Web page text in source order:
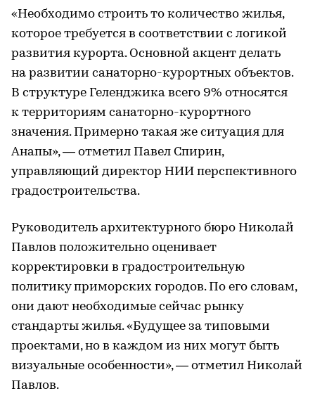
«Необходимо строить то количество жилья,
которое требуется в соответствии с логикой
развития курорта. Основной акцент делать
на развитии санаторно-курортных объектов.
В структуре Геленджика всего 9% относятся
к территориям санаторно-курортного
значения. Примерно такая же ситуация для
Анапы», — отметил Павел Спирин,
управляющий директор НИИ перспективного
градостроительства.
Руководитель архитектурного бюро Николай
Павлов положительно оценивает
корректировки в градостроительную
политику приморских городов. По его словам,
они дают необходимые сейчас рынку
стандарты жилья. «Будущее за типовыми
проектами, но в каждом из них могут быть
визуальные особенности», — отметил Николай
Павлов.